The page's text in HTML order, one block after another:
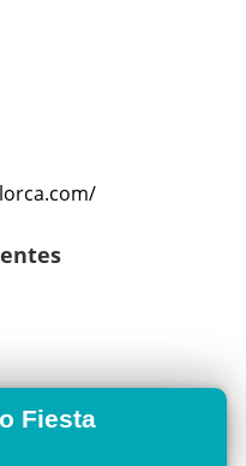
Fiesta